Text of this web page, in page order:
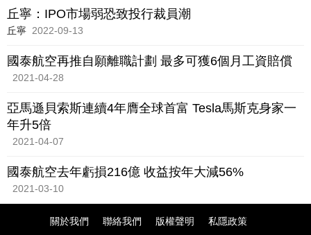
丘寧：IPO市場弱恐致投行裁員潮
丘寧 2022-09-13
國泰航空再推自願離職計劃 最多可獲6個月工資賠償
2021-04-28
亞馬遜貝索斯連續4年膺全球首富 Tesla馬斯克身家一
年升5倍
2021-04-07
國泰航空去年虧損216億 收益按年大減56%
2021-03-10
關於我們 聯絡我們 版權聲明 私隱政策